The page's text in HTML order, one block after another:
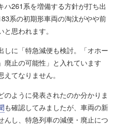
ハ261系を増備する方針が打ち出
系の初期形車両の淘汰がやや前
思われます。
しに「特急減便も検討。「オホー
廃止の可能性」と入れています
てなりません。
のように発表されたのか分かりま
も確認してみましたが、車両の新
んし、特急列車の減便・廃止につ